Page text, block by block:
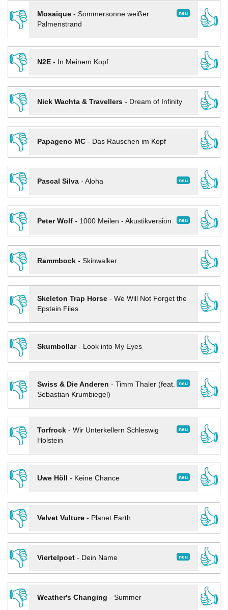
👎
neu
Mosaique- Sommersonne weißer
Palmenstrand
👍
👎
N2E- In Meinem Kopf
👍
👎
Nick Wachta & Travellers- Dream of Infinity
👍
👎
Papageno MC- Das Rauschen im Kopf
👍
👎
neu
Pascal Silva- Aloha
👍
👎
neu
Peter Wolf- 1000 Meilen - Akustikversion
👍
👎
Rammbock- Skinwalker
👍
👎
Skeleton Trap Horse- We Will Not Forget the
Epstein Files
👍
👎
Skumbollar- Look into My Eyes
👍
👎
neu
Swiss & Die Anderen - Timm Thaler (feat.
Sebastian Krumbiegel)
👍
👎 neu
Torfrock- Wir Unterkellern Schleswig
Holstein
👍
👎
neu
Uwe Höll - Keine Chance
👍
👎
Velvet Vulture- Planet Earth
👍
👎
neu
Viertelpoet- Dein Name
👍
👎
Weather's Changing - Summer
👍